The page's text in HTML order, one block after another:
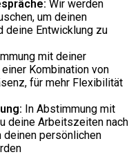
Wir werden
um deinen
deine Entwicklung zu
mit deiner
Kombination von
für mehr Flexibilität
In Abstimmung mit
deine Arbeitszeiten nach
persönlichen